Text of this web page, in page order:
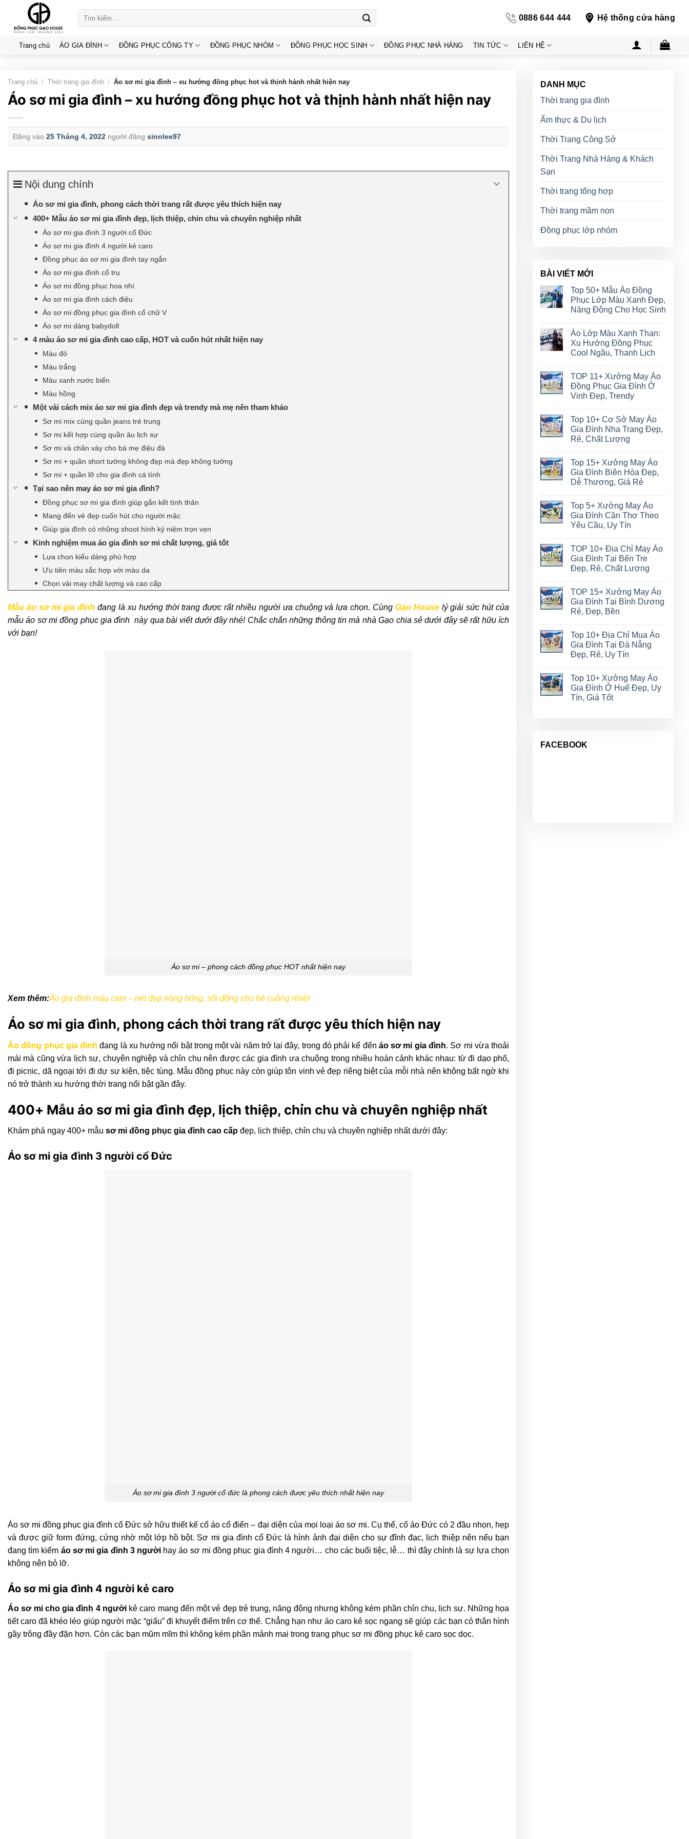
content
0886 644 444 Hệ thống cửa hàng
Trang chủ ÁO GIA ĐÌNH ĐỒNG PHỤC CÔNG TY ĐỒNG PHỤC NHÓM ĐỒNG PHỤC HỌC SINH ĐỒNG PHỤC NHÀ HÀNG TIN TỨC LIÊN HỆ
Trang chủ / Thời trang gia đình / Áo sơ mi gia đình – xu hướng đồng phục hot và thịnh hành nhất hiện nay
Áo sơ mi gia đình – xu hướng đồng phục hot và thịnh hành nhất hiện nay
Đăng vào 25 Tháng 4, 2022 người đăng sinnlee97
Nội dung chính
Áo sơ mi gia đình, phong cách thời trang rất được yêu thích hiện nay
400+ Mẫu áo sơ mi gia đình đẹp, lịch thiệp, chỉn chu và chuyên nghiệp nhất
Áo sơ mi gia đình 3 người cổ Đức
Áo sơ mi gia đình 4 người kẻ caro
Đồng phục áo sơ mi gia đình tay ngắn
Áo sơ mi gia đình cổ trụ
Áo sơ mi đồng phục hoa nhí
Áo sơ mi gia đình cách điệu
Áo sơ mi đồng phục gia đình cổ chữ V
Áo sơ mi dáng babydoll
4 màu áo sơ mi gia đình cao cấp, HOT và cuốn hút nhất hiện nay
Màu đỏ
Màu trắng
Màu xanh nước biển
Màu hồng
Một vài cách mix áo sơ mi gia đình đẹp và trendy mà mẹ nên tham khảo
Sơ mi mix cùng quần jeans trẻ trung
Sơ mi kết hợp cùng quần âu lịch sự
Sơ mi và chân váy cho bà mẹ điệu đà
Sơ mi + quần short tưởng không đẹp mà đẹp không tưởng
Sơ mi + quần lỡ cho gia đình cá tính
Tại sao nên may áo sơ mi gia đình?
Đồng phục sơ mi gia đình giúp gắn kết tình thân
Mang đến vẻ đẹp cuốn hút cho người mặc
Giúp gia đình có những shoot hình kỷ niệm trọn vẹn
Kinh nghiệm mua áo gia đình sơ mi chất lượng, giá tốt
Lựa chọn kiểu dáng phù hợp
Ưu tiên màu sắc hợp với màu da
Chọn vải may chất lượng và cao cấp
Mẫu áo sơ mi gia đình đang là xu hướng thời trang được rất nhiều người ưa chuộng và lựa chọn. Cùng Gạo Houselý giải sức hút của
mẫu áo sơ mi đồng phục gia đình này qua bài viết dưới đây nhé! Chắc chắn những thông tin mà nhà Gạo chia sẻ dưới đây sẽ rất hữu ích
với bạn!
Áo sơ mi – phong cách đồng phục HOT nhất hiện nay
Xem thêm:Áo gia đình màu cam – nét đẹp nóng bỏng, sôi động cho hè cuồng nhiệt
Áo sơ mi gia đình, phong cách thời trang rất được yêu thích hiện nay
Áo đồng phục gia đình đang là xu hướng nổi bật trong một vài năm trở lại đây, trong đó phải kể đến áo sơ mi gia đình. Sơ mi vừa thoải
mái mà cũng vừa lịch sự, chuyên nghiệp và chỉn chu nên được các gia đình ưa chuộng trong nhiều hoàn cảnh khác nhau: từ đi dạo phố,
đi picnic, dã ngoại tới đi dự sự kiện, tiệc tùng. Mẫu đồng phục này còn giúp tôn vinh vẻ đẹp riêng biệt của mỗi nhà nên không bất ngờ khi
nó trở thành xu hướng thời trang nổi bật gần đây.
400+ Mẫu áo sơ mi gia đình đẹp, lịch thiệp, chỉn chu và chuyên nghiệp nhất
Khám phá ngay 400+ mẫu sơ mi đồng phục gia đình cao cấp đẹp, lịch thiệp, chỉn chu và chuyên nghiệp nhất dưới đây:
Áo sơ mi gia đình 3 người cổ Đức
Áo sơ mi gia đình 3 người cổ đức là phong cách được yêu thích nhất hiện nay
Áo sơ mi đồng phục gia đình cổ Đức sở hữu thiết kế cổ áo cổ điển – đại diện của mọi loại áo sơ mi. Cụ thể, cổ áo Đức có 2 đầu nhọn, hẹp
và được giữ form đứng, cứng nhờ một lớp hồ bột. Sơ mi gia đình cổ Đức là hình ảnh đại diện cho sự đĩnh đạc, lịch thiệp nên nếu bạn
đang tìm kiếm áo sơ mi gia đình 3 người hay áo sơ mi đồng phục gia đình 4 người… cho các buổi tiệc, lễ… thì đây chính là sự lựa chọn
không nên bỏ lỡ.
Áo sơ mi gia đình 4 người kẻ caro
Áo sơ mi cho gia đình 4 ngườikẻ caro mang đến một vẻ đẹp trẻ trung, năng động nhưng không kém phần chỉn chu, lịch sự. Những họa
tiết caro đã khéo léo giúp người mặc “giấu” đi khuyết điểm trên cơ thể. Chẳng hạn như áo caro kẻ sọc ngang sẽ giúp các bạn có thân hình
gầy trông đầy đặn hơn. Còn các bạn mũm mĩm thì không kém phần mảnh mai trong trang phục sơ mi đồng phục kẻ caro sọc dọc.
DANH MỤC
Thời trang gia đình
Ẩm thực & Du lịch
Thời Trang Công Sở
Thời Trang Nhà Hàng & Khách
Sạn
Thời trang tổng hợp
Thời trang mầm non
Đồng phục lớp nhóm
BÀI VIẾT MỚI
Top 50+ Mẫu Áo Đồng
Phục Lớp Màu Xanh Đẹp,
Năng Động Cho Học Sinh
Áo Lớp Màu Xanh Than:
Xu Hướng Đồng Phục
Cool Ngầu, Thanh Lịch
TOP 11+ Xưởng May Áo
Đồng Phục Gia Đình Ở
Vinh Đẹp, Trendy
Top 10+ Cơ Sở May Áo
Gia Đình Nha Trang Đẹp,
Rẻ, Chất Lượng
Top 15+ Xưởng May Áo
Gia Đình Biên Hòa Đẹp,
Dễ Thương, Giá Rẻ
Top 5+ Xưởng May Áo
Gia Đình Cần Thơ Theo
Yêu Cầu, Uy Tín
TOP 10+ Địa Chỉ May Áo
Gia Đình Tại Bến Tre
Đẹp, Rẻ, Chất Lượng
TOP 15+ Xưởng May Áo
Gia Đình Tại Bình Dương
Rẻ, Đẹp, Bền
Top 10+ Địa Chỉ Mua Áo
Gia Đình Tại Đà Nẵng
Đẹp, Rẻ, Uy Tín
Top 10+ Xưởng May Áo
Gia Đình Ở Huế Đẹp, Uy
Tín, Giá Tốt
FACEBOOK